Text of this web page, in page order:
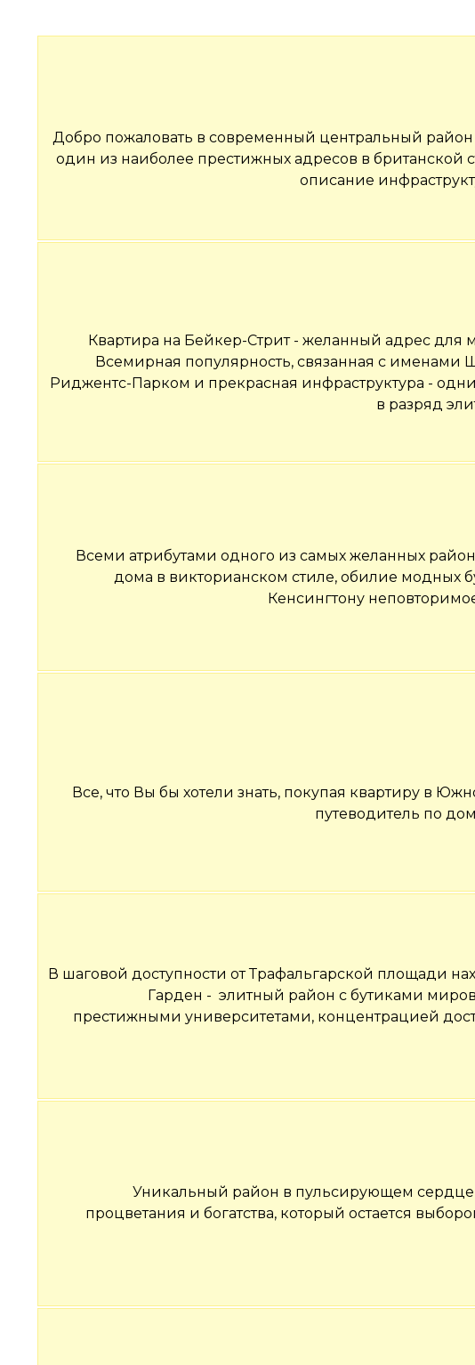
Добро пожаловать в современный центральный
один из наиболее престижных адресов в
описание
Квартира на Бейкер-Стрит - желанный адрес
Всемирная популярность, связанная с именами
Риджентс-Парком и прекрасная инфраструктура -
в разряд
Всеми атрибутами одного из самых желанных
дома в викторианском стиле, обилие модных
Кенсингтону
Все, что Вы бы хотели знать, покупая квартиру в
путеводитель по
В шаговой доступности от Трафальгарской площади
Гарден - элитный район с бутиками
престижными университетами, концентрацией
Уникальный район в пульсирующем сердце
процветания и богатства, который остается